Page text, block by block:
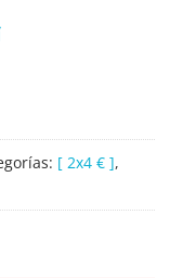
[ 2x4 € ],